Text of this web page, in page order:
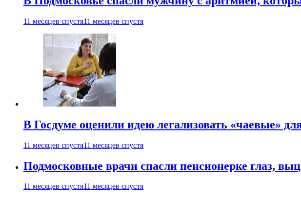
11 месяцев спустя11 месяцев спустя
В Госдуме оценили идею легализовать «чаевые»
11 месяцев спустя11 месяцев спустя
Подмосковные врачи спасли пенсионерке глаз,
11 месяцев спустя11 месяцев спустя